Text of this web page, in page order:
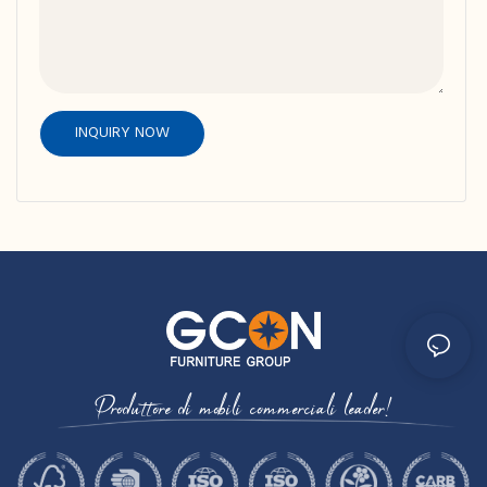
INQUIRY NOW
Produttore di mobili commerciali leader!